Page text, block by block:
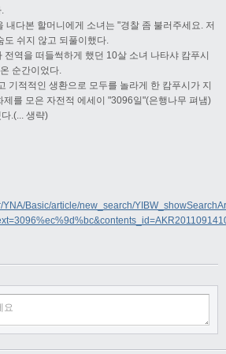
내다본 할머니에게 소녀는 "경찰 좀 불러주세요. 저
쉬지 않고 되풀이했다.
역을 떠들썩하게 했던 10살 소녀 나타샤 캄푸시
순간이었다.
기적적인 생환으로 모두를 놀라게 한 캄푸시가 지
제를 모은 자전적 에세이 "3096일"(은행나무 펴냄)
.(... 생략)
Basic/article/new_search/